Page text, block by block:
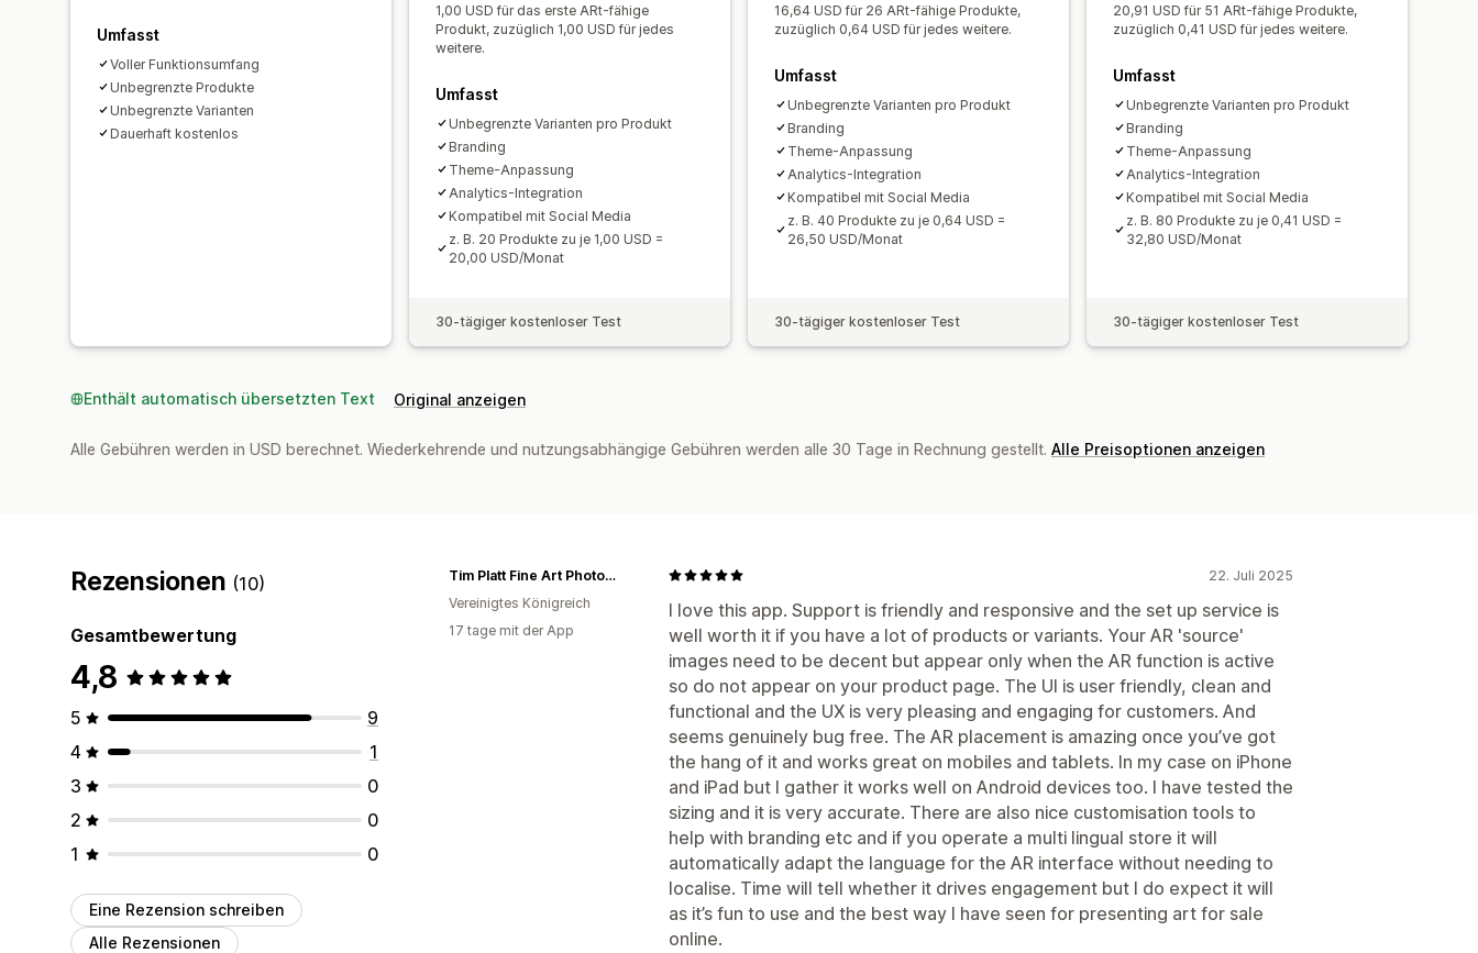
Umfasst
Voller Funktionsumfang
Unbegrenzte Produkte
Unbegrenzte Varianten
Dauerhaft kostenlos
1,00 USD für das erste ARt-fähige
Produkt, zuzüglich 1,00 USD für jedes
weitere.
Umfasst
Unbegrenzte Varianten pro Produkt
Branding
Theme-Anpassung
Analytics-Integration
Kompatibel mit Social Media
z. B. 20 Produkte zu je 1,00 USD =
20,00 USD/Monat
30-tägiger kostenloser Test
16,64 USD für 26 ARt-fähige Produkte,
zuzüglich 0,64 USD für jedes weitere.
Umfasst
Unbegrenzte Varianten pro Produkt
Branding
Theme-Anpassung
Analytics-Integration
Kompatibel mit Social Media
z. B. 40 Produkte zu je 0,64 USD =
26,50 USD/Monat
30-tägiger kostenloser Test
20,91 USD für 51 ARt-fähige Produkte,
zuzüglich 0,41 USD für jedes weitere.
Umfasst
Unbegrenzte Varianten pro Produkt
Branding
Theme-Anpassung
Analytics-Integration
Kompatibel mit Social Media
z. B. 80 Produkte zu je 0,41 USD =
32,80 USD/Monat
30-tägiger kostenloser Test
Enthält automatisch übersetzten Text Original anzeigen
Alle Gebühren werden in USD berechnet. Wiederkehrende und nutzungsabhängige Gebühren werden alle 30 Tage in Rechnung gestellt. Alle Preisoptionen anzeigen
Rezensionen (10)
Gesamtbewertung
4,8
5
9
4
1
3
0
2
0
1
0
Eine Rezension schreiben
Alle Rezensionen
22. Juli 2025
I love this app. Support is friendly and responsive and the set up service is
well worth it if you have a lot of products or variants. Your AR 'source'
images need to be decent but appear only when the AR function is active
so do not appear on your product page. The UI is user friendly, clean and
functional and the UX is very pleasing and engaging for customers. And
seems genuinely bug free. The AR placement is amazing once you’ve got
the hang of it and works great on mobiles and tablets. In my case on iPhone
and iPad but I gather it works well on Android devices too. I have tested the
sizing and it is very accurate. There are also nice customisation tools to
help with branding etc and if you operate a multi lingual store it will
automatically adapt the language for the AR interface without needing to
localise. Time will tell whether it drives engagement but I do expect it will
as it’s fun to use and the best way I have seen for presenting art for sale
online.
Tim Platt Fine Art Photography
Vereinigtes Königreich
17 tage mit der App